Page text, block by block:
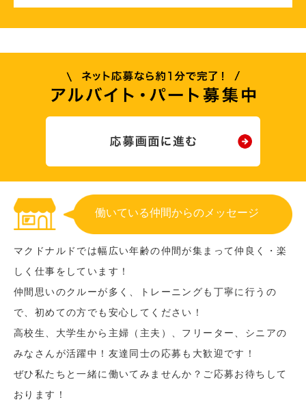
働いている仲間からのメッセージ
マクドナルドでは幅広い年齢の仲間が集まって仲良く・楽
しく仕事をしています！
仲間思いのクルーが多く、トレーニングも丁寧に行うの
で、初めての方でも安心してください！
高校生、大学生から主婦（主夫）、フリーター、シニアの
みなさんが活躍中！友達同士の応募も大歓迎です！
ぜひ私たちと一緒に働いてみませんか？ご応募お待ちして
おります！